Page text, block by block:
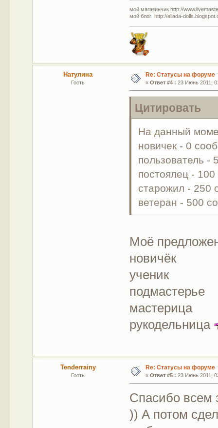
мой магазинчик http://
мой блог http://ellada-
Натулина
Гость
Re: Статусы на форуме
« Ответ #4 : 23 Июнь 2011,
Цитировать
На данный
новичек - 0
пользователь -
постоялец -
старожил - 250
ветеран - 500
Моё
новичёк
ученик
подмастерье
мастерица
рукодельница
Tenderrainy
Гость
Re: Статусы на форуме
« Ответ #5 : 23 Июнь 2011,
Спасибо всем
)) А потом